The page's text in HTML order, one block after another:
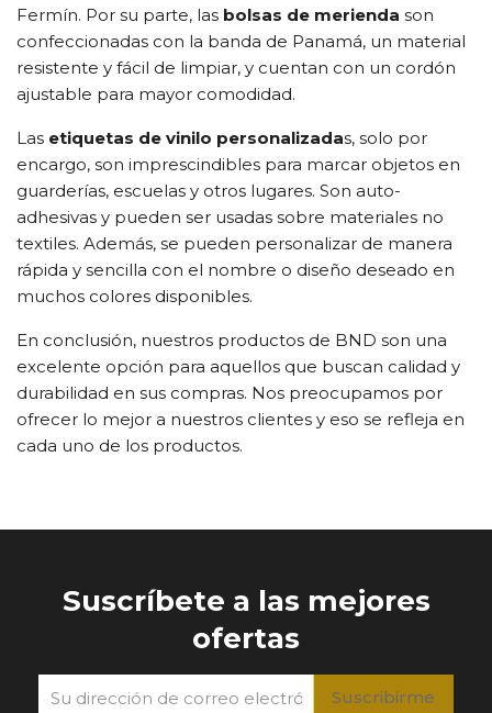
Fermín. Por su parte, las bolsas de merienda son
confeccionadas con la banda de Panamá, un material
resistente y fácil de limpiar, y cuentan con un cordón
ajustable para mayor comodidad.
Las etiquetas de vinilo personalizadas, solo por
encargo, son imprescindibles para marcar objetos en
guarderías, escuelas y otros lugares. Son auto-
adhesivas y pueden ser usadas sobre materiales no
textiles. Además, se pueden personalizar de manera
rápida y sencilla con el nombre o diseño deseado en
muchos colores disponibles.
En conclusión, nuestros productos de BND son una
excelente opción para aquellos que buscan calidad y
durabilidad en sus compras. Nos preocupamos por
ofrecer lo mejor a nuestros clientes y eso se refleja en
cada uno de los productos.
Suscríbete a las mejores
ofertas